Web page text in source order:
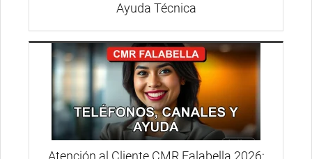
Ayuda Técnica
Atención al Cliente CMR Falabella 2026: